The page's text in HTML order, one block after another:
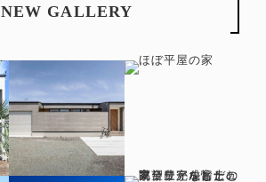
NEW GALLERY